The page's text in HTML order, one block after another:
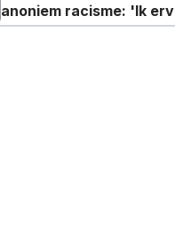
anoniem racisme: 'Ik
vooral in 2021 en 2022'